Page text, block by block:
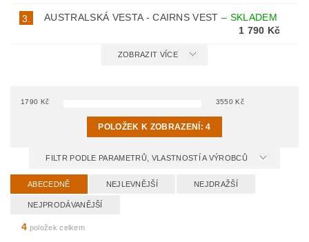
3. AUSTRALSKÁ VESTA - CAIRNS VEST– SKLADEM
1 790 Kč
ZOBRAZIT VÍCE
1790 Kč 3550 Kč
POLOŽEK K ZOBRAZENÍ:4
FILTR PODLE PARAMETRŮ, VLASTNOSTÍ A VÝROBCŮ
ABECEDNĚ NEJLEVNĚJŠÍ NEJDRAŽŠÍ
NEJPRODÁVANĚJŠÍ
4 položek celkem